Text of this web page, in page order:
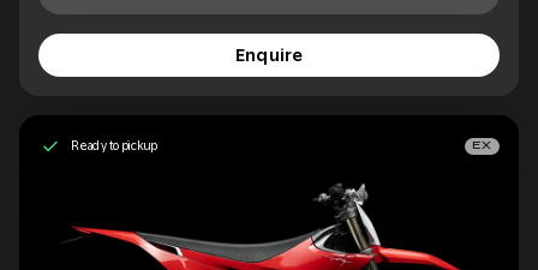
Enquire
Ready to pickup EX